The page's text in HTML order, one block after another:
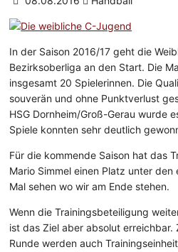
In der Saison 2016/17 geht die
Bezirksoberliga an den Start. Die
insgesamt 20 Spielerinnen. Die
souverän und ohne Punktverlust
HSG Dornheim/Groß-Gerau wurde
Spiele konnten sehr deutlich
Für die kommende Saison hat das
Mario Simmel einen Platz unter
Mal sehen wo wir am Ende stehen.
Wenn die Trainingsbeteiligung
ist das Ziel aber absolut erreichbar.
Runde werden auch